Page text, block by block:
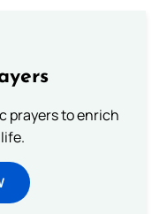
prayers to enrich